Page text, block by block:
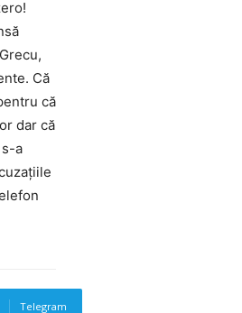
Că
că
dar că
a
Telegram